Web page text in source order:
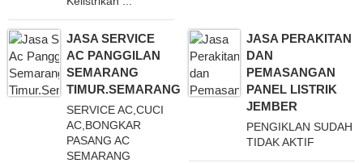
JASA SERVICE
AC PANGGILAN
SEMARANG
TIMUR.SEMARANG
SERVICE AC,CUCI
AC,BONGKAR
PASANG AC
SEMARANG
JASA PERAKITAN
DAN
PEMASANGAN
PANEL LISTRIK
JEMBER
PENGIKLAN SUDAH
TIDAK AKTIF